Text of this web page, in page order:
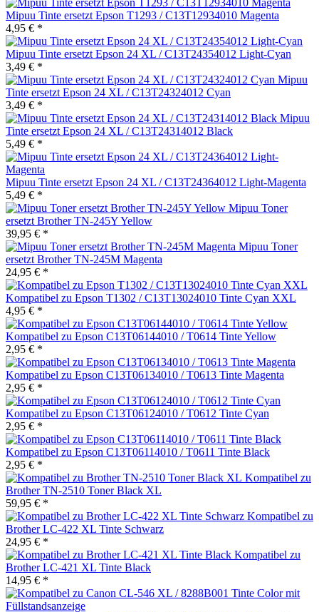
Mipuu Tinte ersetzt Epson T1293 / C13T12934010 Magenta
4,95 € *
Mipuu Tinte ersetzt Epson 24 XL / C13T24354012 Light-Cyan
3,49 € *
Mipuu
Tinte ersetzt Epson 24 XL / C13T24324012 Cyan
3,49 € *
Mipuu
Tinte ersetzt Epson 24 XL / C13T24314012 Black
5,49 € *
Mipuu Tinte ersetzt Epson 24 XL / C13T24364012 Light-Magenta
5,49 € *
Mipuu Toner
ersetzt Brother TN-245Y Yellow
39,95 € *
Mipuu Toner
ersetzt Brother TN-245M Magenta
24,95 € *
Kompatibel zu Epson T1302 / C13T13024010 Tinte Cyan XXL
4,95 € *
Kompatibel zu Epson C13T06144010 / T0614 Tinte Yellow
2,95 € *
Kompatibel zu Epson C13T06134010 / T0613 Tinte Magenta
2,95 € *
Kompatibel zu Epson C13T06124010 / T0612 Tinte Cyan
2,95 € *
Kompatibel zu Epson C13T06114010 / T0611 Tinte Black
2,95 € *
Kompatibel zu
Brother TN-2510 Toner Black XL
59,95 € *
Kompatibel zu
Brother LC-422 XL Tinte Schwarz
24,95 € *
Kompatibel zu
Brother LC-421 XL Tinte Black
14,95 € *